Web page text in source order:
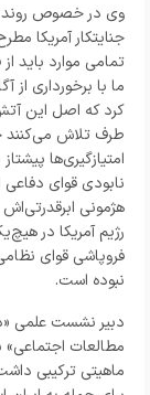
وی در خصوص روند
جنایتکار آمریکا
تمامی موارد باید از
ما با برخورداری از
کرد که اصل این
طرف تلاش می‌کنند
امتیازگیری‌ها
نابودی قوای دفاعی
هژمونی
رژیم آمریکا در
فروپاشی قوای
نبوده است.
دبیر نشست علمی
مطالعات
ماهیتی ترکیبی